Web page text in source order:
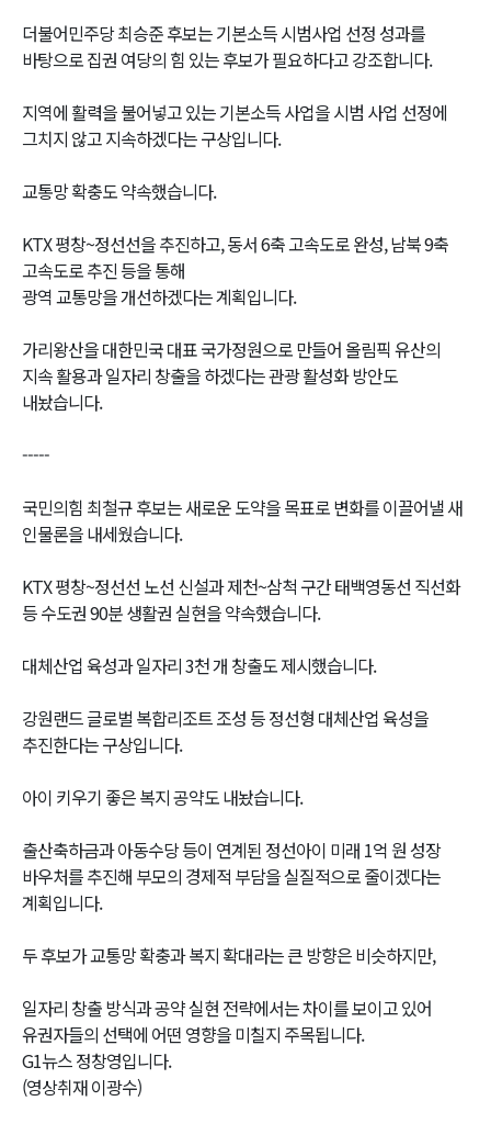
더불어민주당 최승준 후보는 기본소득 시범사업 선정 성과를
바탕으로 집권 여당의 힘 있는 후보가 필요하다고 강조합니다.
지역에 활력을 불어넣고 있는 기본소득 사업을 시범 사업 선정에
그치지 않고 지속하겠다는 구상입니다.
교통망 확충도 약속했습니다.
KTX 평창~정선선을 추진하고, 동서 6축 고속도로 완성, 남북 9축
고속도로 추진 등을 통해
광역 교통망을 개선하겠다는 계획입니다.
가리왕산을 대한민국 대표 국가정원으로 만들어 올림픽 유산의
지속 활용과 일자리 창출을 하겠다는 관광 활성화 방안도
내놨습니다.
-----
국민의힘 최철규 후보는 새로운 도약을 목표로 변화를 이끌어낼 새
인물론을 내세웠습니다.
KTX 평창~정선선 노선 신설과 제천~삼척 구간 태백영동선 직선화
등 수도권 90분 생활권 실현을 약속했습니다.
대체산업 육성과 일자리 3천 개 창출도 제시했습니다.
강원랜드 글로벌 복합리조트 조성 등 정선형 대체산업 육성을
추진한다는 구상입니다.
아이 키우기 좋은 복지 공약도 내놨습니다.
출산축하금과 아동수당 등이 연계된 정선아이 미래 1억 원 성장
바우처를 추진해 부모의 경제적 부담을 실질적으로 줄이겠다는
계획입니다.
두 후보가 교통망 확충과 복지 확대라는 큰 방향은 비슷하지만,
일자리 창출 방식과 공약 실현 전략에서는 차이를 보이고 있어
유권자들의 선택에 어떤 영향을 미칠지 주목됩니다.
G1뉴스 정창영입니다.
(영상취재 이광수)